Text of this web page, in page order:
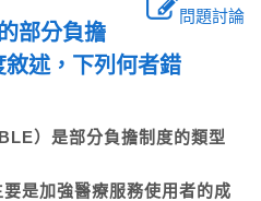
問題討論
部分負擔
述，下列何者錯
）是部分負擔制度的類型
是加強醫療服務使用者的成